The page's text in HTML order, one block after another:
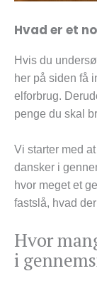
Hvad er et
Hvis du
her på siden få
elforbrug.
penge du skal
Vi starter med
dansker i
hvor meget et
fastslå, hvad
Hvor
i